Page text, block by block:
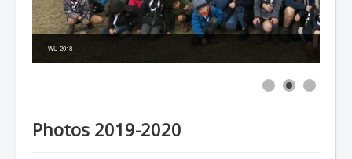
WU 2018
Photos 2019-2020